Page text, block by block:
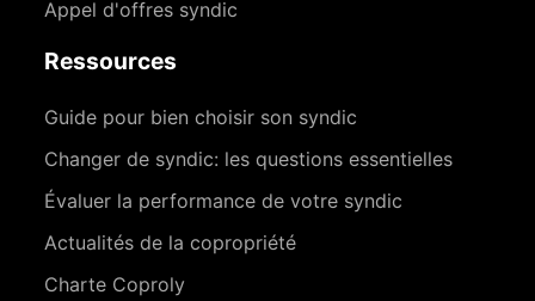
Appel d'offres syndic
Ressources
Guide pour bien choisir son syndic
Changer de syndic: les questions essentielles
Évaluer la performance de votre syndic
Actualités de la copropriété
Charte Coproly